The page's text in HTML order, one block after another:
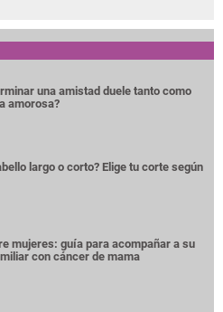
una amistad duele tanto como
amorosa?
largo o corto? Elige tu corte según
mujeres: guía para acompañar a su
con cáncer de mama